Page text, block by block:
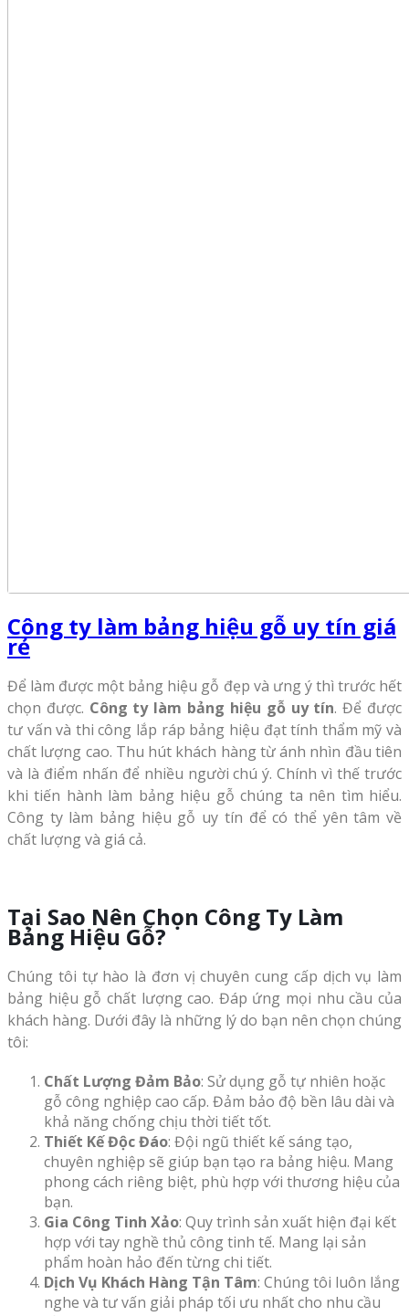
Công ty làm bảng hiệu gỗ uy tín giá
rẻ
Để làm được một bảng hiệu gỗ đẹp và ưng ý thì trước hết
chọn được. Công ty làm bảng hiệu gỗ uy tín. Để được
tư vấn và thi công lắp ráp bảng hiệu đạt tính thẩm mỹ và
chất lượng cao. Thu hút khách hàng từ ánh nhìn đầu tiên
và là điểm nhấn để nhiều người chú ý. Chính vì thế trước
khi tiến hành làm bảng hiệu gỗ chúng ta nên tìm hiểu.
Công ty làm bảng hiệu gỗ uy tín để có thể yên tâm về
chất lượng và giá cả.
Tại Sao Nên Chọn Công Ty Làm
Bảng Hiệu Gỗ?
Chúng tôi tự hào là đơn vị chuyên cung cấp dịch vụ làm
bảng hiệu gỗ chất lượng cao. Đáp ứng mọi nhu cầu của
khách hàng. Dưới đây là những lý do bạn nên chọn chúng
tôi:
Chất Lượng Đảm Bảo: Sử dụng gỗ tự nhiên hoặc
gỗ công nghiệp cao cấp. Đảm bảo độ bền lâu dài và
khả năng chống chịu thời tiết tốt.
Thiết Kế Độc Đáo: Đội ngũ thiết kế sáng tạo,
chuyên nghiệp sẽ giúp bạn tạo ra bảng hiệu. Mang
phong cách riêng biệt, phù hợp với thương hiệu của
bạn.
Gia Công Tinh Xảo: Quy trình sản xuất hiện đại kết
hợp với tay nghề thủ công tinh tế. Mang lại sản
phẩm hoàn hảo đến từng chi tiết.
Dịch Vụ Khách Hàng Tận Tâm: Chúng tôi luôn lắng
nghe và tư vấn giải pháp tối ưu nhất cho nhu cầu